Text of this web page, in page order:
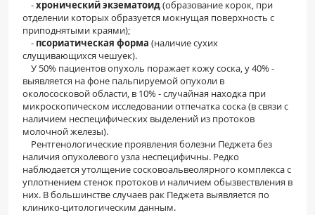
-хронический экзематоид(образование корок, при
отделении которых образуется мокнущая поверхность с
приподнятыми краями);
- псориатическая форма (наличие сухих
слущивающихся чешуек).
У 50% пациентов опухоль поражает кожу соска, у 40% -
выявляется на фоне пальпируемой опухоли в
околососковой области, в 10% - случайная находка при
микроскопическом исследовании отпечатка соска (в связи с
наличием неспецифических выделений из протоков
молочной железы).
Рентгенологические проявления болезни Педжета без
наличия опухолевого узла неспецифичны. Редко
наблюдается утолщение сосковоальвеолярного комплекса с
уплотнением стенок протоков и наличием обызвествления в
них. В большинстве случаев рак Педжета выявляется по
клинико-цитологическим данным.